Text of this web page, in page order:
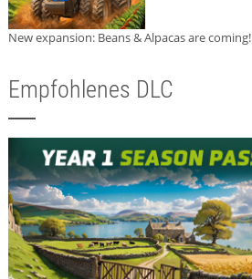
New expansion: Beans & Alpacas are coming!
Empfohlenes DLC